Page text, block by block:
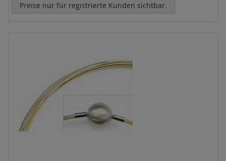
Preise nur für registrierte Kunden sichtbar.